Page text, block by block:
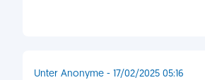
Unter Anonyme - 17/02/2025 05:16